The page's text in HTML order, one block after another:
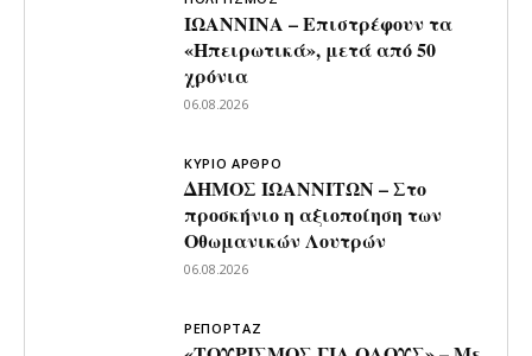
ΙΩΑΝΝΙΝΑ – Επιστρέφουν τα
«Ηπειρωτικά», μετά από 50
χρόνια
06.08.2026
ΚΥΡΙΟ ΑΡΘΡΟ
ΔΗΜΟΣ ΙΩΑΝΝΙΤΩΝ – Στο
προσκήνιο η αξιοποίηση των
Οθωμανικών Λουτρών
06.08.2026
ΡΕΠΟΡΤΑΖ